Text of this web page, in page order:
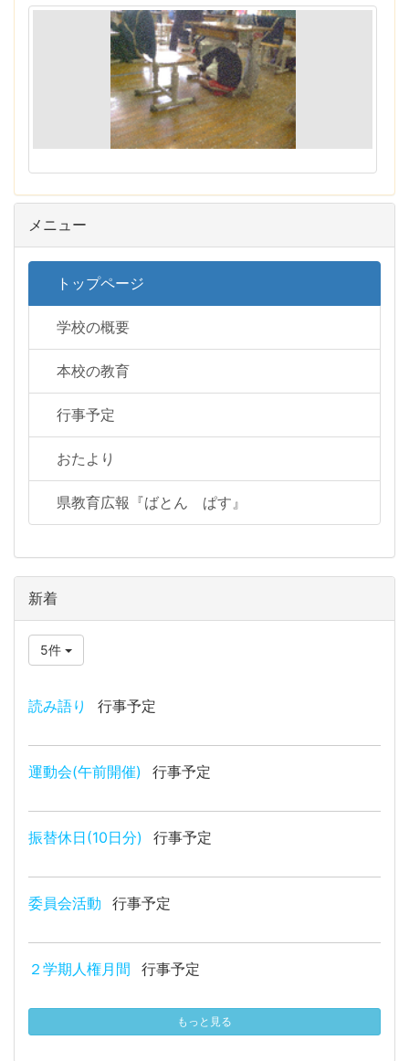
メニュー
トップページ
学校の概要
本校の教育
行事予定
おたより
県教育広報『ばとん ぱす』
新着
5件
読み語り 行事予定
運動会(午前開催) 行事予定
振替休日(10日分) 行事予定
委員会活動 行事予定
２学期人権月間 行事予定
もっと見る